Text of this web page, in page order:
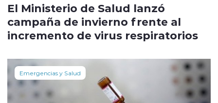
El Ministerio de Salud lanzó
campaña de invierno frente al
incremento de virus respiratorios
Emergencias y Salud